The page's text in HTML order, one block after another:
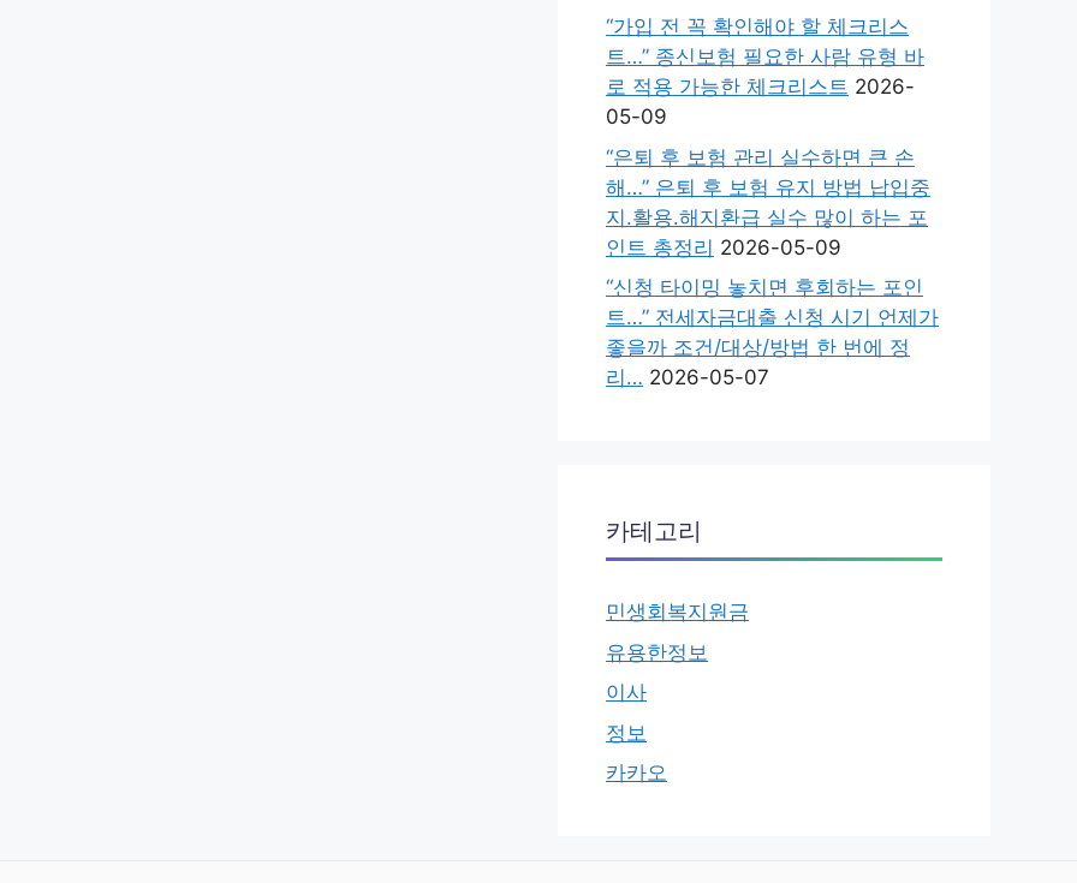
“가입 전 꼭 확인해야 할 체크리스
트…” 종신보험 필요한 사람 유형 바
로 적용 가능한 체크리스트 2026-
05-09
“은퇴 후 보험 관리 실수하면 큰 손
해…” 은퇴 후 보험 유지 방법 납입중
지.활용.해지환급 실수 많이 하는 포
인트 총정리 2026-05-09
“신청 타이밍 놓치면 후회하는 포인
트…” 전세자금대출 신청 시기 언제가
좋을까 조건/대상/방법 한 번에 정
리… 2026-05-07
카테고리
민생회복지원금
유용한정보
이사
정보
카카오